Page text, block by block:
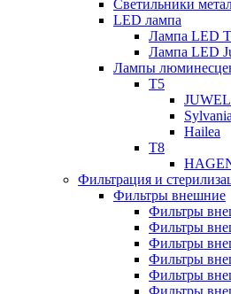
Светильники
LED лампа
Лампа LED
Лампа LED
Лампы
T5
JUWEL
Sylvania
Hailea
T8
Фильтрация и
Фильтры внешние
Фильтры
Фильтры
Фильтры
Фильтры
Фильтры
Фильтры